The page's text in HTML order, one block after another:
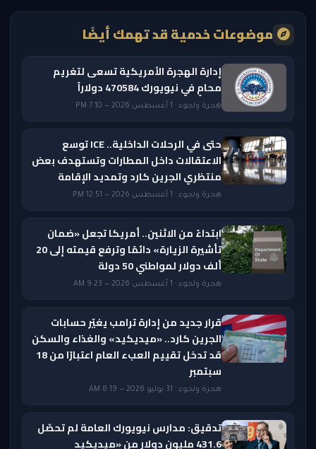
موضوعات خدمية قد تهمك أيضًا
إدارة الهجرة الأمريكية تسعى لتغريم
محامٍ في نيويورك 470584 دولاراً
هجرة ولجوء · 1 أغسطس 2026 — 7:10 PM
حتى في الرحلات الداخلية.. ICE توسع
الاعتقالات داخل المطارات وتستهدف بعض
منتظري الجرين كارد وتمديد الإقامة
هجرة ولجوء · 1 أغسطس 2026 — 12:51 PM
ابتداءً من الاثنين.. أمريكا تجعل «ضمان
تأشيرة الزيارة» دائمًا وترفع قيمته إلى 20
ألف دولار لمواطني 50 دولة
هجرة ولجوء · 1 أغسطس 2026 — 9:23 AM
قرار جديد من إدارة ترامب يغيّر حسابات
الجرين كارد.. «ميديكيد» والغذاء والسكن
قد تدخل تقييم العبء العام اعتبارًا من 18
سبتمبر
هجرة ولجوء · 31 يوليو 2026 — 8:19 AM
تدقيق: مدارس نيويورك العامة لم تحصّل
431.6 مليون دولار من «ميديكيد